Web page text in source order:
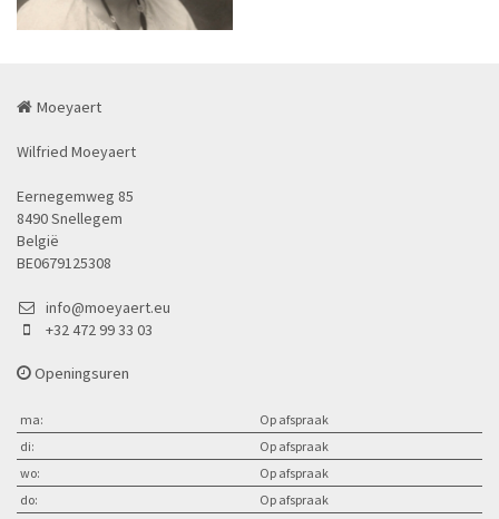
Moeyaert
Wilfried Moeyaert
Eernegemweg 85
8490 Snellegem
België
BE0679125308
info@moeyaert.eu
+32 472 99 33 03
Openingsuren
ma:
Op afspraak
di:
Op afspraak
wo:
Op afspraak
do:
Op afspraak